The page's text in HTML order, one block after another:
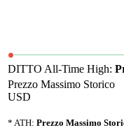
DITTO All-Time High:
Prezzo Massimo Storico
USD
* ATH: Prezzo Massimo